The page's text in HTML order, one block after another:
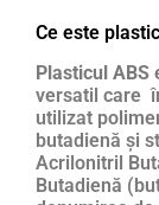
Ce este
Plasticul ABS
versatil care
utilizat
butadienă și
Acrilonitril
Butadienă